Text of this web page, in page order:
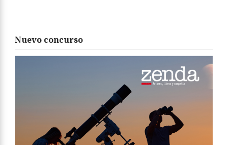
Nuevo concurso